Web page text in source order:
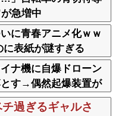
急増中
に青春アニメ化ｗｗ
に表紙が謎すぎる
ナ機に自爆ドローン
す→偶然起爆装置が
チ過ぎるギャルさ